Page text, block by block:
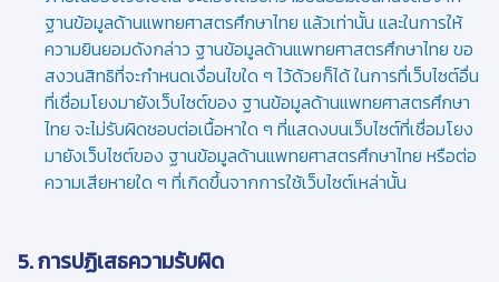
ฐานข้อมูลด้านแพทยศาสตรศึกษาไทย แล้วเท่านั้น และในการให้
ความยินยอมดังกล่าว ฐานข้อมูลด้านแพทยศาสตรศึกษาไทย ขอ
สงวนสิทธิที่จะกำหนดเงื่อนไขใด ๆ ไว้ด้วยก็ได้ ในการที่เว็บไซต์อื่น
ที่เชื่อมโยงมายังเว็บไซต์ของ ฐานข้อมูลด้านแพทยศาสตรศึกษา
ไทย จะไม่รับผิดชอบต่อเนื้อหาใด ๆ ที่แสดงบนเว็บไซต์ที่เชื่อมโยง
มายังเว็บไซต์ของ ฐานข้อมูลด้านแพทยศาสตรศึกษาไทย หรือต่อ
ความเสียหายใด ๆ ที่เกิดขึ้นจากการใช้เว็บไซต์เหล่านั้น
5. การปฏิเสธความรับผิด